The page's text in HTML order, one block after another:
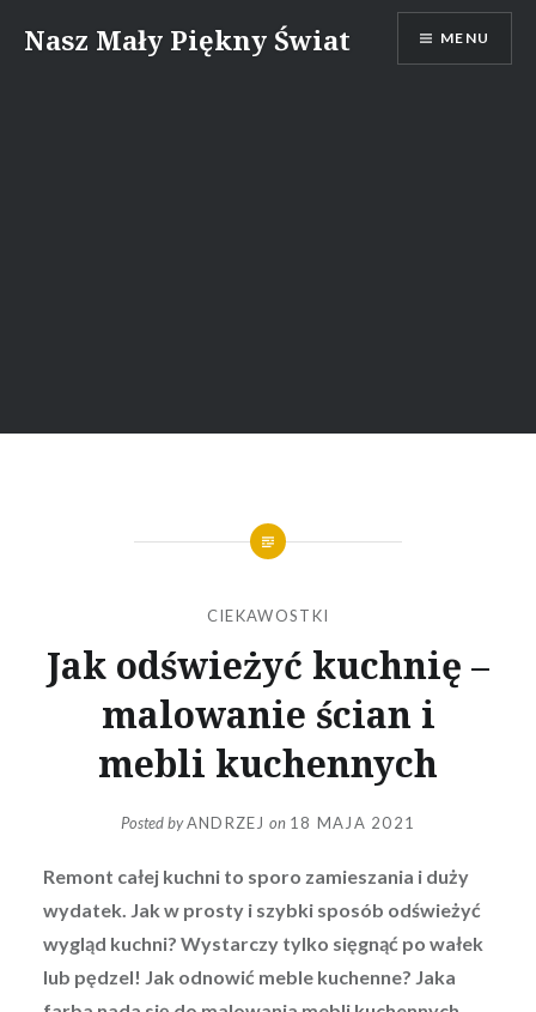
Nasz Mały Piękny Świat MENU
CIEKAWOSTKI
Jak odświeżyć kuchnię –
malowanie ścian i
mebli kuchennych
Posted byANDRZEJ on 18 MAJA 2021
Remont całej kuchni to sporo zamieszania i duży
wydatek. Jak w prosty i szybki sposób odświeżyć
wygląd kuchni? Wystarczy tylko sięgnąć po wałek
lub pędzel! Jak odnowić meble kuchenne? Jaka